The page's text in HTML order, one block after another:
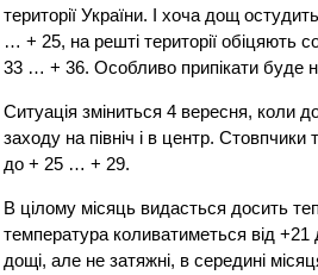
території України. І хоча дощ
… + 25, на решті території обіцяють
33 … + 36. Особливо припікати буде на
Ситуація зміниться 4 вересня, коли
заходу на північ і в центр. Стовпчики
до + 25 … + 29.
В цілому місяць видасться досить
температура коливатиметься від +21
дощі, але не затяжні, в середині